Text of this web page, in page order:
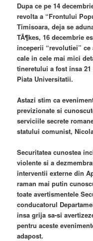
Dupa ce pe 14
revolta a “Frontului
Timisoara, deja se
TÃ¶kes, 16 decembrie
inceperii “revolutiei”
cale in cele mai mici
tineretului a fost insa
Piata Universitatii.
Astazi stim ca
previzionate si
serviciile secrete
statului comunist,
Securitatea cunostea
violente si a
interventii externe din
raman mai putin
toate avertismentele
conducatorul
insa grija sa-si
pentru aceste
adapost.